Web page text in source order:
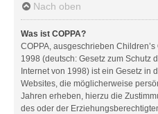
Nach oben
Was ist COPPA?
COPPA, ausgeschrieben
1998 (deutsch: Gesetz zum Schutz
Internet von 1998) ist ein Gesetz in
Websites, die möglicherweise
Jahren erheben, hierzu die
des oder der